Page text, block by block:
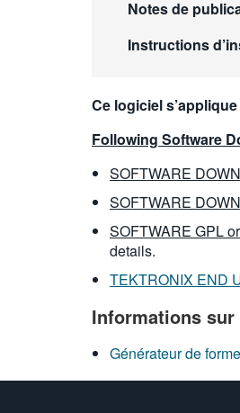
Notes de
Instructions
Ce logiciel s’applique
Following Software
SOFTWARE
SOFTWARE
SOFTWARE GPL
details.
TEKTRONIX END
Informations
Générateur de